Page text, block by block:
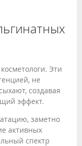
Эти
не
создавая
эффект.
заметно
активных
спектр